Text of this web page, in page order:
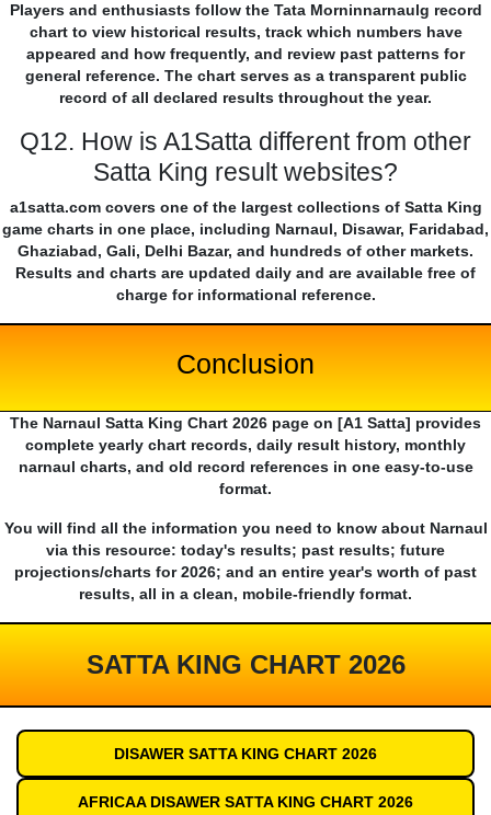
Players and enthusiasts follow the Tata Morninnarnaulg record
chart to view historical results, track which numbers have
appeared and how frequently, and review past patterns for
general reference. The chart serves as a transparent public
record of all declared results throughout the year.
Q12. How is A1Satta different from other
Satta King result websites?
a1satta.com covers one of the largest collections of Satta King
game charts in one place, including Narnaul, Disawar, Faridabad,
Ghaziabad, Gali, Delhi Bazar, and hundreds of other markets.
Results and charts are updated daily and are available free of
charge for informational reference.
Conclusion
The Narnaul Satta King Chart 2026 page on [A1 Satta] provides
complete yearly chart records, daily result history, monthly
narnaul charts, and old record references in one easy-to-use
format.
You will find all the information you need to know about Narnaul
via this resource: today's results; past results; future
projections/charts for 2026; and an entire year's worth of past
results, all in a clean, mobile-friendly format.
SATTA KING CHART 2026
DISAWER SATTA KING CHART 2026
AFRICAA DISAWER SATTA KING CHART 2026